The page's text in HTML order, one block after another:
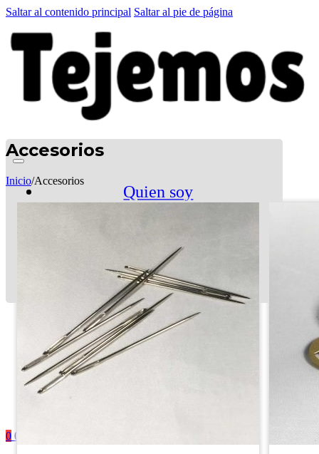
Saltar al contenido principal Saltar al pie de página
Quien soy
Tienda
LA CARTITA
0 0,00
Accesorios
Inicio/Accesorios